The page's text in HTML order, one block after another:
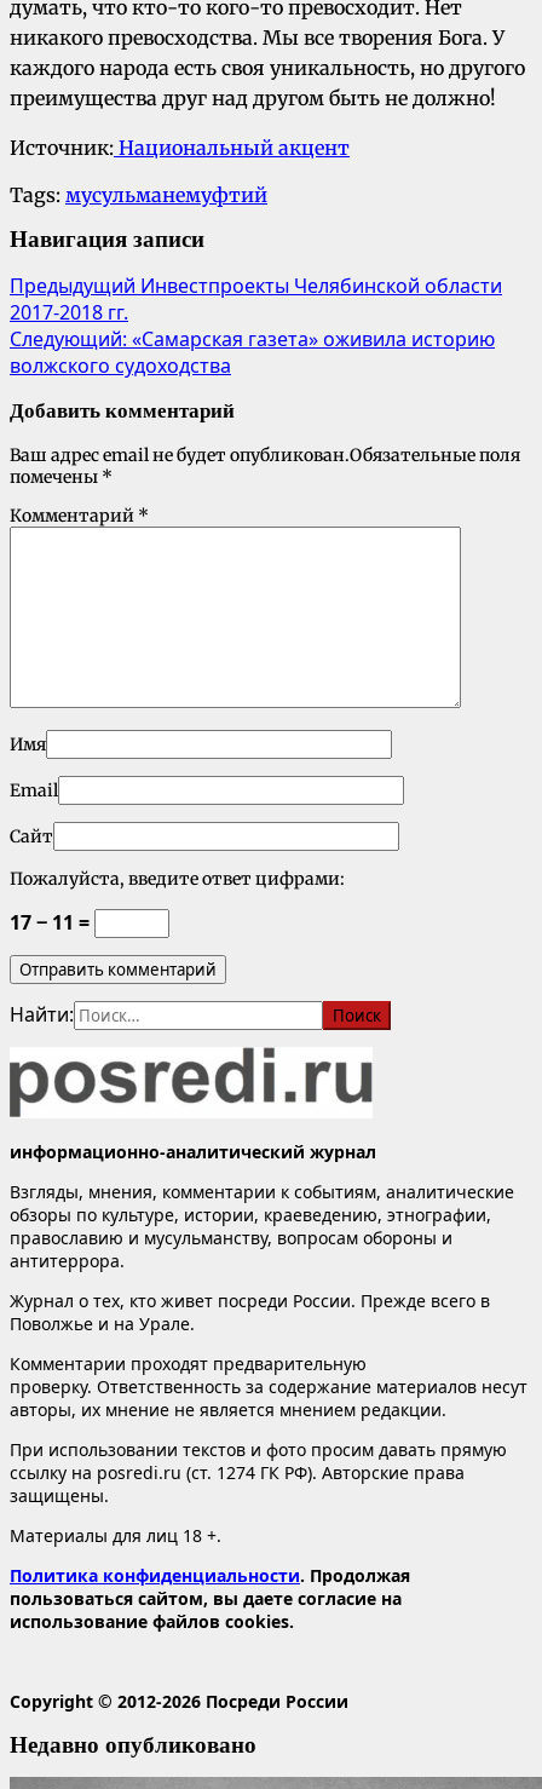
думать, что кто-то кого-то превосходит. Нет
никакого превосходства. Мы все творения Бога. У
каждого народа есть своя уникальность, но другого
преимущества друг над другом быть не должно!
Источник: Национальный акцент
Tags: мусульманемуфтий
Навигация записи
Предыдущий Инвестпроекты Челябинской области
2017-2018 гг.
Следующий: «Самарская газета» оживила историю
волжского судоходства
Добавить комментарий
Ваш адрес email не будет опубликован.Обязательные поля
помечены *
Комментарий *
Имя
Email
Сайт
Пожалуйста, введите ответ цифрами:
17 − 11 =
Найти:
информационно-аналитический журнал
Взгляды, мнения, комментарии к событиям, аналитические
обзоры по культуре, истории, краеведению, этнографии,
православию и мусульманству, вопросам обороны и
антитеррора.
Журнал о тех, кто живет посреди России. Прежде всего в
Поволжье и на Урале.
Комментарии проходят предварительную
проверку. Ответственность за содержание материалов несут
авторы, их мнение не является мнением редакции.
При использовании текстов и фото просим давать прямую
ссылку на posredi.ru (ст. 1274 ГК РФ). Авторские права
защищены.
Материалы для лиц 18 +.
Политика конфиденциальности. Продолжая
пользоваться сайтом, вы даете согласие на
использование файлов cookies.
Copyright © 2012-2026 Посреди России
Недавно опубликовано